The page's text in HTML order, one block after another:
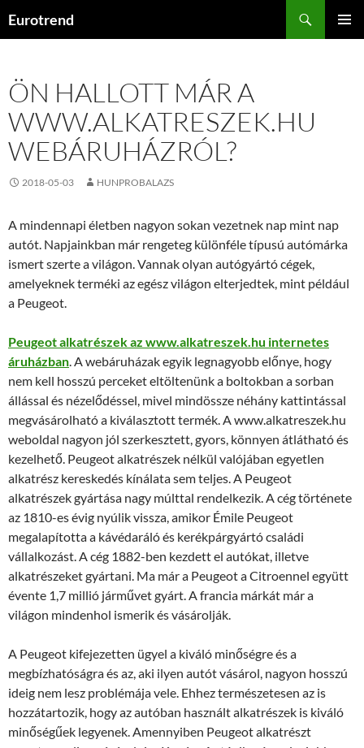
Eurotrend
ÖN HALLOTT MÁR A
WWW.ALKATRESZEK.HU
WEBÁRUHÁZRÓL?
2018-05-03 HUNPROBALAZS
A mindennapi életben nagyon sokan vezetnek nap mint nap
autót. Napjainkban már rengeteg különféle típusú autómárka
ismert szerte a világon. Vannak olyan autógyártó cégek,
amelyeknek terméki az egész világon elterjedtek, mint például
a Peugeot.
Peugeot alkatrészek az www.alkatreszek.hu internetes
áruházban. A webáruházak egyik legnagyobb előnye, hogy
nem kell hosszú perceket eltöltenünk a boltokban a sorban
állással és nézelődéssel, mivel mindössze néhány kattintással
megvásárolható a kiválasztott termék. A www.alkatreszek.hu
weboldal nagyon jól szerkesztett, gyors, könnyen átlátható és
kezelhető. Peugeot alkatrészek nélkül valójában egyetlen
alkatrész kereskedés kínálata sem teljes. A Peugeot
alkatrészek gyártása nagy múlttal rendelkezik. A cég története
az 1810-es évig nyúlik vissza, amikor Émile Peugeot
megalapította a kávédaráló és kerékpárgyártó családi
vállalkozást. A cég 1882-ben kezdett el autókat, illetve
alkatrészeket gyártani. Ma már a Peugeot a Citroennel együtt
évente 1,7 millió járművet gyárt. A francia márkát már a
világon mindenhol ismerik és vásárolják.
A Peugeot kifejezetten ügyel a kiváló minőségre és a
megbízhatóságra és az, aki ilyen autót vásárol, nagyon hosszú
ideig nem lesz problémája vele. Ehhez természetesen az is
hozzátartozik, hogy az autóban használt alkatrészek is kiváló
minőségűek legyenek. Amennyiben Peugeot alkatrészt